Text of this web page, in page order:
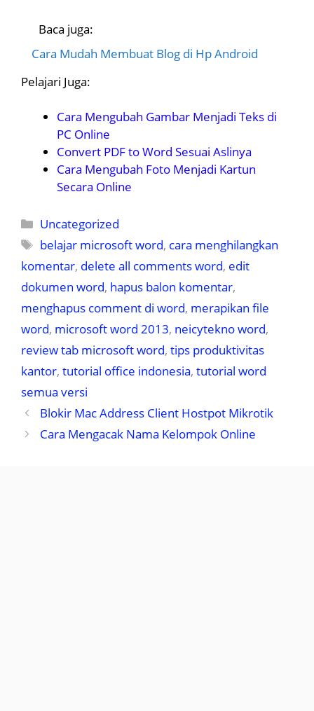
Baca juga:
Cara Mudah Membuat Blog di Hp Android
Pelajari Juga:
Cara Mengubah Gambar Menjadi Teks di
PC Online
Convert PDF to Word Sesuai Aslinya
Cara Mengubah Foto Menjadi Kartun
Secara Online
Kategori
Uncategorized
Tag
belajar microsoft word, cara menghilangkan
komentar, delete all comments word, edit
dokumen word, hapus balon komentar,
menghapus comment di word, merapikan file
word, microsoft word 2013, neicytekno word,
review tab microsoft word, tips produktivitas
kantor, tutorial office indonesia, tutorial word
semua versi
Blokir Mac Address Client Hostpot Mikrotik
Cara Mengacak Nama Kelompok Online